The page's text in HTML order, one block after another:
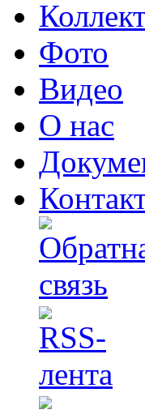
Фото
Видео
О нас